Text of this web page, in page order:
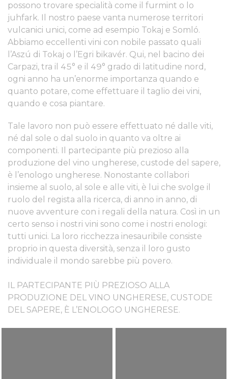
possono trovare specialità come il furmint o lo
juhfark. Il nostro paese vanta numerose territori
vulcanici unici, come ad esempio Tokaj e Somló.
Abbiamo eccellenti vini con nobile passato quali
l’Aszú di Tokaj o l’Egri bikavér. Qui, nel bacino dei
Carpazi, tra il 45° e il 49° grado di latitudine nord,
ogni anno ha un’enorme importanza quando e
quanto potare, come effettuare il taglio dei vini,
quando e cosa piantare.
Tale lavoro non può essere effettuato né dalle viti,
né dal sole o dal suolo in quanto va oltre ai
componenti. Il partecipante più prezioso alla
produzione del vino ungherese, custode del sapere,
è l’enologo ungherese. Nonostante collabori
insieme al suolo, al sole e alle viti, è lui che svolge il
ruolo del regista alla ricerca, di anno in anno, di
nuove avventure con i regali della natura. Così in un
certo senso i nostri vini sono come i nostri enologi:
tutti unici. La loro ricchezza inesauribile consiste
proprio in questa diversità, senza il loro gusto
individuale il mondo sarebbe più povero.
IL PARTECIPANTE PIÙ PREZIOSO ALLA
PRODUZIONE DEL VINO UNGHERESE, CUSTODE
DEL SAPERE, È L’ENOLOGO UNGHERESE.